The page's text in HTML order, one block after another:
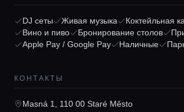
Главная
Локации
DJ сеты Живая музыка
Коктейльная
Вино и пиво
Бронирование столов
Apple Pay / Google Pay
Наличные
КОНТАКТЫ
Masná 1, 110 00 Staré Město